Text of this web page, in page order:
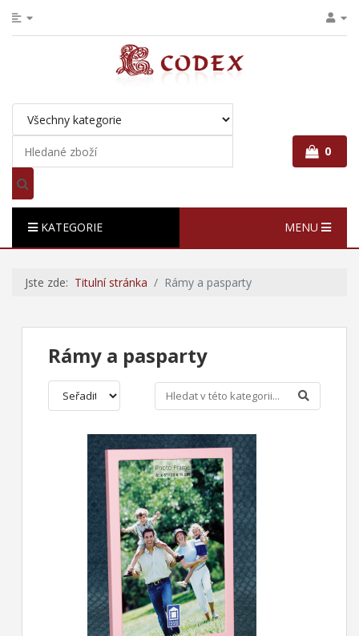
0
KATEGORIE MENU
Jste zde: Titulní stránka Rámy a pasparty
Rámy a pasparty